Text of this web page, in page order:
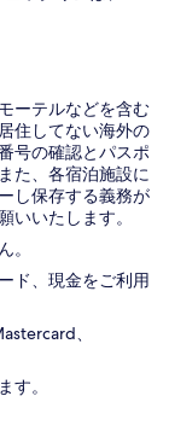
ーテルなどを含む
住してない海外の
号の確認とパスポ
た、各宿泊施設に
し保存する義務が
いいたします。
。
ド、現金をご利用
、
す。